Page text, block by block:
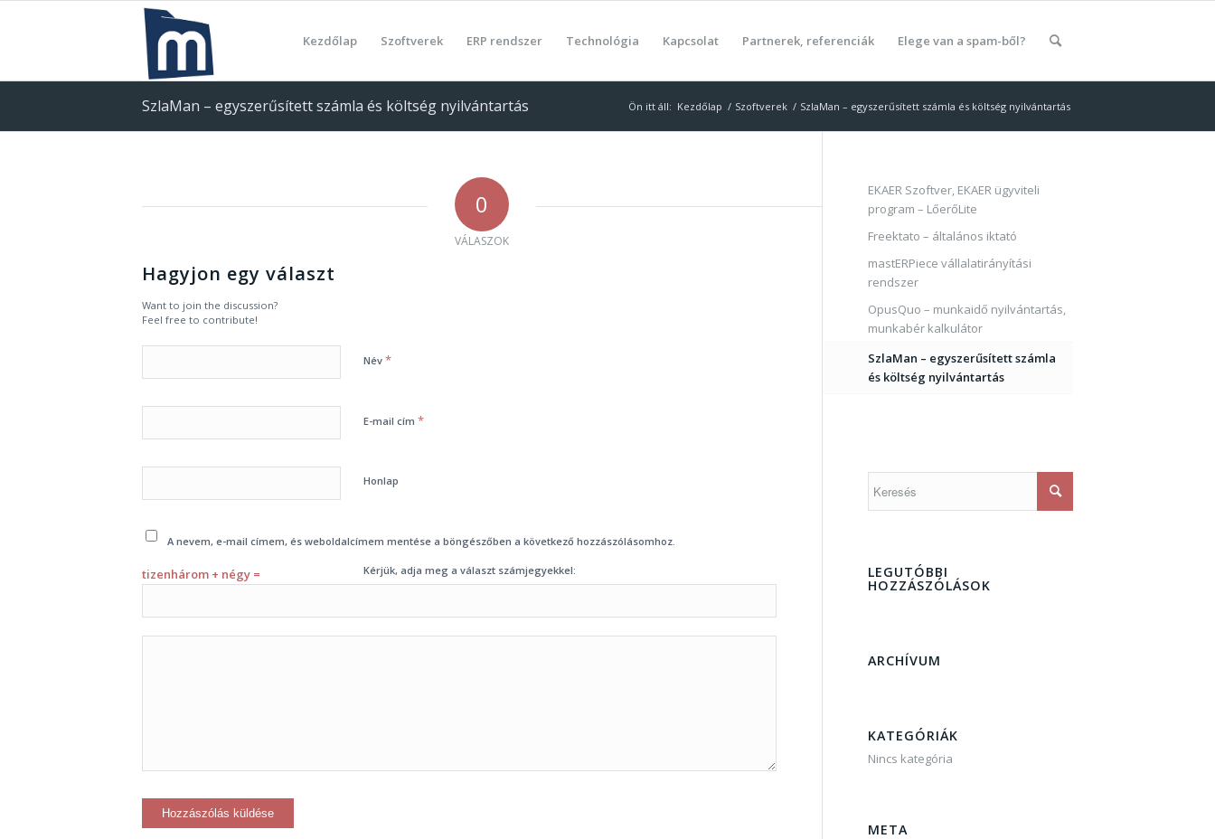
Kezdőlap Szoftverek ERP rendszer Technológia Kapcsolat Partnerek, referenciák Elege van a spam-ből?
SzlaMan – egyszerűsített számla és költség nyilvántartás Ön itt áll: Kezdőlap / Szoftverek / SzlaMan – egyszerűsített számla és költség nyilvántartás
0
VÁLASZOK
Hagyjon egy választ
Want to join the discussion?
Feel free to contribute!
Név *
E-mail cím *
Honlap
A nevem, e-mail címem, és weboldalcímem mentése a böngészőben a következő hozzászólásomhoz.
Kérjük, adja meg a választ számjegyekkel:
tizenhárom + négy =
EKAER Szoftver, EKAER ügyviteli
program – LőerőLite
Freektato – általános iktató
mastERPiece vállalatirányítási
rendszer
OpusQuo – munkaidő nyilvántartás,
munkabér kalkulátor
SzlaMan – egyszerűsített számla
és költség nyilvántartás
LEGUTÓBBI
HOZZÁSZÓLÁSOK
ARCHÍVUM
KATEGÓRIÁK
Nincs kategória
META